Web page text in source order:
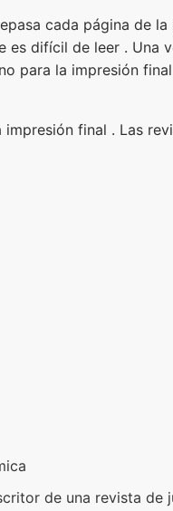
cada página de
es difícil de leer . Una
para la impresión
impresión final . Las
de una revista de